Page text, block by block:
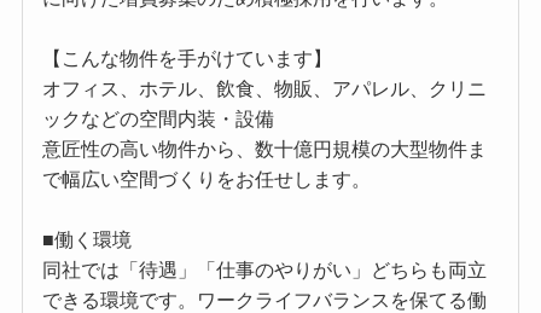
【こんな物件を手がけています】
オフィス、ホテル、飲食、物販、アパレル、クリニ
ックなどの空間内装・設備
意匠性の高い物件から、数十億円規模の大型物件ま
で幅広い空間づくりをお任せします。
■働く環境
同社では「待遇」「仕事のやりがい」どちらも両立
できる環境です。ワークライフバランスを保てる働